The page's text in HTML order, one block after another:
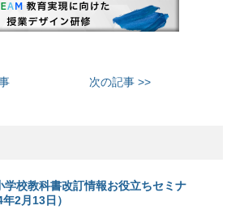
次の記事 >>
学校教科書改訂情報お役立ちセミナ
2月13日）